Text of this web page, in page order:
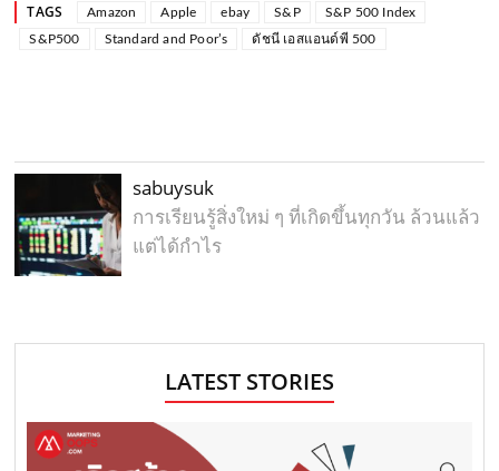
TAGS Amazon Apple ebay S&P
S&P 500 Index
S&P500
Standard and Poor’s ดัชนี เอสแอนด์พี 500
sabuysuk
การเรียนรู้สิ่งใหม่ ๆ ที่เกิดขึ้นทุกวัน ล้วนแล้ว
แต่ได้กำไร
LATEST STORIES